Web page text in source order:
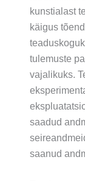
kunstialast
käigus
tulemuste
vajalikuks.
saadud
saanud